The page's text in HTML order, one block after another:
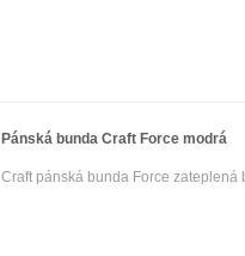
Pánská bunda Craft Force modrá
Craft pánská bunda Force zateplená